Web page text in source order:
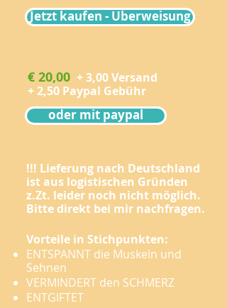
Jetzt kaufen - Überweisung
​€ 20,00 + 3,00 Versand
+ 2,50 Paypal Gebühr
oder mit paypal
!!! Lieferung nach Deutschland
ist aus logistischen Gründen
z.Zt. leider noch nicht möglich.
Bitte direkt bei mir nachfragen.
Vorteile in Stichpunkten:
ENTSPANNT die Muskeln und
Sehnen
VERMINDERT den SCHMERZ
ENTGIFTET